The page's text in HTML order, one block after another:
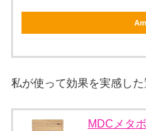
私が使って効果を実感した
MDCメタ